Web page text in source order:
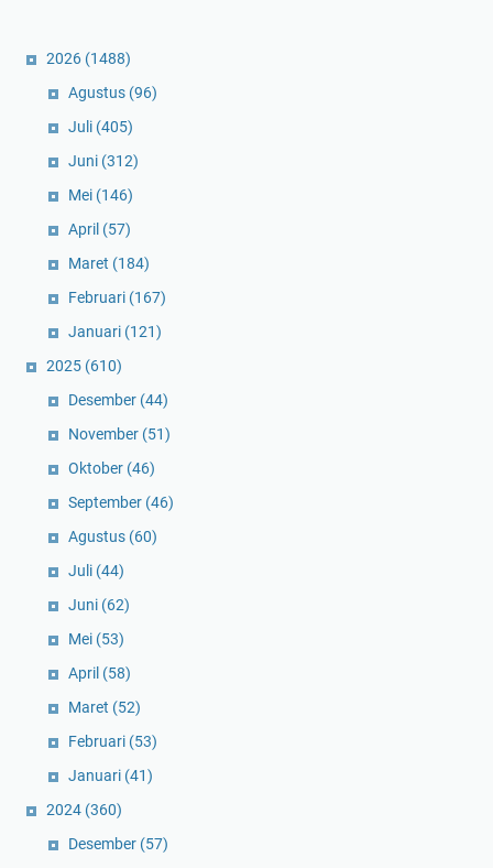
2026 (1488)
Agustus (96)
Juli (405)
Juni (312)
Mei (146)
April (57)
Maret (184)
Februari (167)
Januari (121)
2025 (610)
Desember (44)
November (51)
Oktober (46)
September (46)
Agustus (60)
Juli (44)
Juni (62)
Mei (53)
April (58)
Maret (52)
Februari (53)
Januari (41)
2024 (360)
Desember (57)